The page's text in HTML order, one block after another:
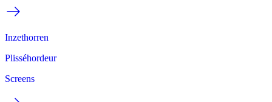
Inzethorren
Plisséhordeur
Screens